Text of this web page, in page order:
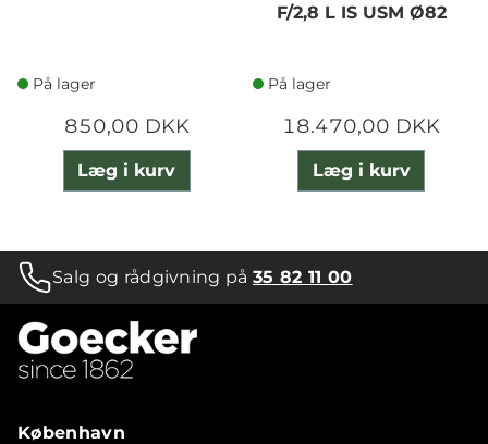
På lager
850,00 DKK
Læg i kurv
F/2,8 L IS USM Ø82
På lager
18.470,00 DKK
Læg i kurv
Salg og rådgivning på35 82 11 00
København